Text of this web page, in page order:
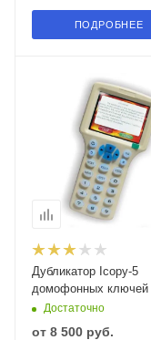
ПОДРОБНЕЕ
Дубликатор Icopy-5
домофонных ключей
Достаточно
от 8 500 руб.